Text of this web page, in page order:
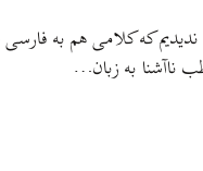
که کلامی هم به فارسی
ناآشنا به زبان…